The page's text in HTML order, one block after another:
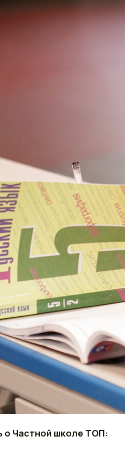
о Частной школе ТОП: